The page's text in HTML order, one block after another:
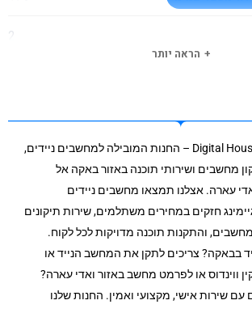
2
אין מקום לצורב פנימי!!
שחור
הראה יותר
ברוכים הבאים ל־Digital House – החנות המובילה למחשבים ניידים,
מחשבים ושירותי תוכנה באזור באקה אל
עארה. אצלנו תמצאו מחשבים ניידים
חזקים במחירים משתלמים, שירות תיקונים
והתקנות תוכנה מדויקות לכל לקוח.
בבאקה? צריכים לתקן את המחשב הנייד או
ווינדוס או לפרמט מחשב באזור ואדי עארה?
עם שירות אישי, מקצועי ואמין. החנות שלנו